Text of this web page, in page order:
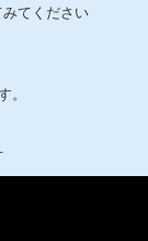
てください